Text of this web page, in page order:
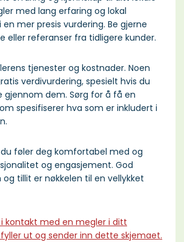
med lang erfaring og lokal
en mer presis vurdering. Be gjerne
eller referanser fra tidligere kunder.
tjenester og kostnader. Noen
verdivurdering, spesielt hvis du
gjennom dem. Sørg for å få en
spesifiserer hva som er inkludert i
føler deg komfortabel med og
og engasjement. God
tillit er nøkkelen til en vellykket
kontakt med en megler i ditt
ut og sender inn dette skjemaet.